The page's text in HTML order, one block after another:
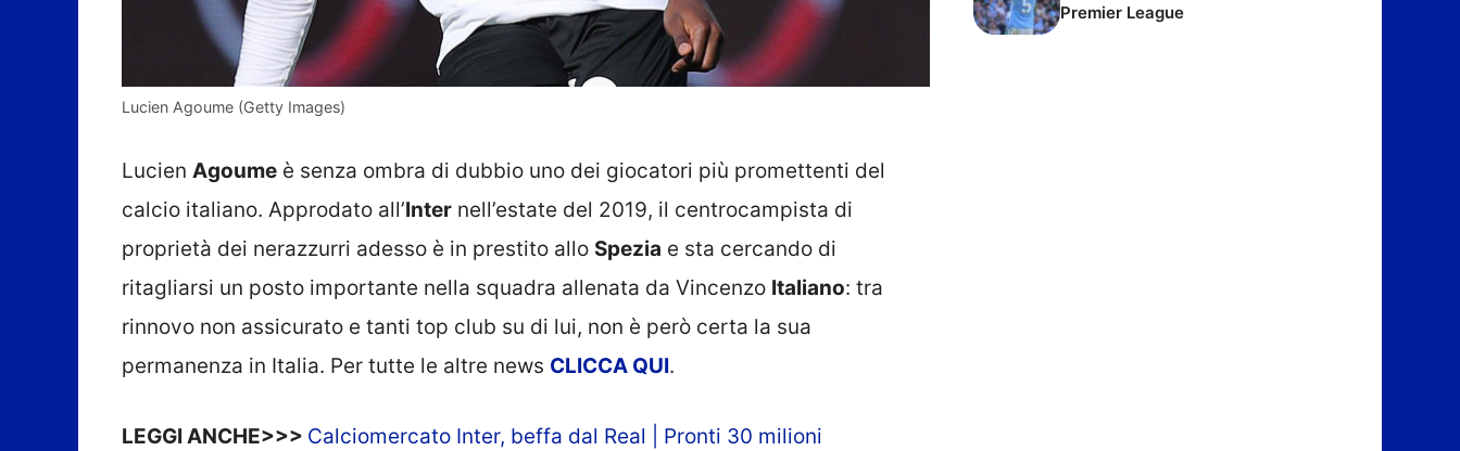
Lucien Agoume (Getty Images)
Lucien Agoume è senza ombra di dubbio uno dei giocatori più promettenti del
calcio italiano. Approdato all’Inter nell’estate del 2019, il centrocampista di
proprietà dei nerazzurri adesso è in prestito allo Spezia e sta cercando di
ritagliarsi un posto importante nella squadra allenata da Vincenzo Italiano: tra
rinnovo non assicurato e tanti top club su di lui, non è però certa la sua
permanenza in Italia. Per tutte le altre news CLICCA QUI.
LEGGI ANCHE>>> Calciomercato Inter, beffa dal Real | Pronti 30 milioni
Premier League